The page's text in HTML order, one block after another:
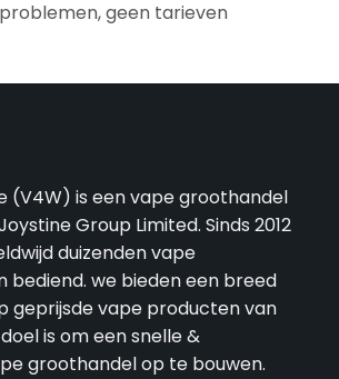
geen tarieven
(V4W) is een vape groothandel
Group Limited. Sinds 2012
duizenden vape
bediend. we bieden een breed
geprijsde vape producten van
is om een snelle &
groothandel op te bouwen.